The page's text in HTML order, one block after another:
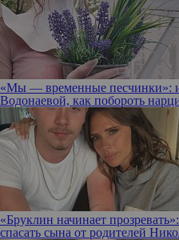
«Мы — временные песчинки»:
Водонаевой, как побороть
«Бруклин начинает
спасать сына от родителей